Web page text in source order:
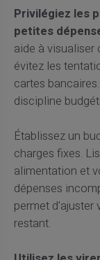
Privilégiez les
petites
aide à visualiser
évitez les
cartes
discipline
Établissez un
charges fixes.
alimentation et
dépenses
permet d'ajuster
restant.